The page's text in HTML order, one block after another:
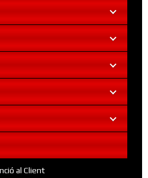
al Client